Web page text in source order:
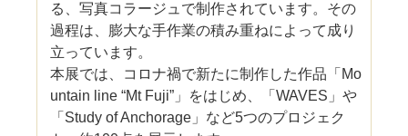
る、写真コラージュで制作されています。その
過程は、膨大な手作業の積み重ねによって成り
立っています。
本展では、コロナ禍で新たに制作した作品「Mo
untain line “Mt Fuji”」をはじめ、「WAVES」や
「Study of Anchorage」など5つのプロジェク